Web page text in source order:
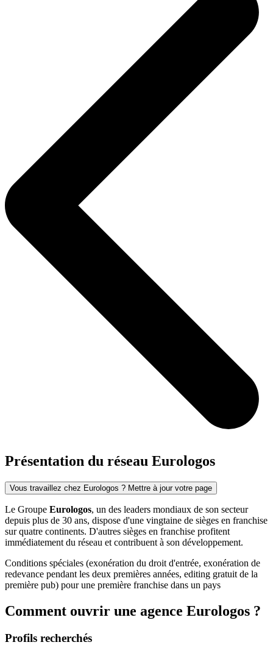
Présentation du réseau Eurologos
Vous travaillez chez Eurologos ? Mettre à jour votre page
Le Groupe Eurologos, un des leaders mondiaux de son secteur
depuis plus de 30 ans, dispose d'une vingtaine de sièges en franchise
sur quatre continents. D'autres sièges en franchise profitent
immédiatement du réseau et contribuent à son développement.
Conditions spéciales (exonération du droit d'entrée, exonération de
redevance pendant les deux premières années, editing gratuit de la
première pub) pour une première franchise dans un pays
Comment ouvrir une agence Eurologos ?
Profils recherchés